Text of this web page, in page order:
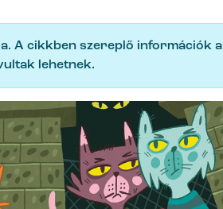
A cikkben szereplő információk a
lehetnek.